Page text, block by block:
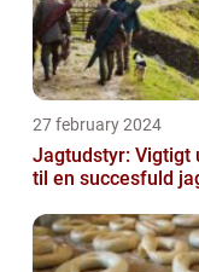
27 february 2024
Jagtudstyr: Vigtigt
til en succesfuld